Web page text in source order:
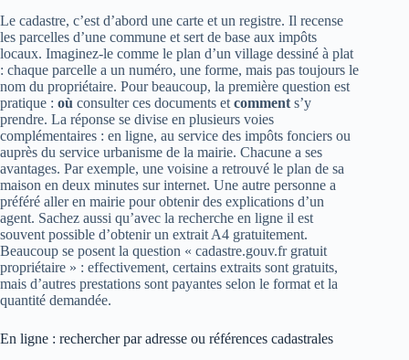
Le cadastre, c’est d’abord une carte et un registre. Il recense
les parcelles d’une commune et sert de base aux impôts
locaux. Imaginez-le comme le plan d’un village dessiné à plat
: chaque parcelle a un numéro, une forme, mais pas toujours le
nom du propriétaire. Pour beaucoup, la première question est
pratique : où consulter ces documents et comment s’y
prendre. La réponse se divise en plusieurs voies
complémentaires : en ligne, au service des impôts fonciers ou
auprès du service urbanisme de la mairie. Chacune a ses
avantages. Par exemple, une voisine a retrouvé le plan de sa
maison en deux minutes sur internet. Une autre personne a
préféré aller en mairie pour obtenir des explications d’un
agent. Sachez aussi qu’avec la recherche en ligne il est
souvent possible d’obtenir un extrait A4 gratuitement.
Beaucoup se posent la question « cadastre.gouv.fr gratuit
propriétaire » : effectivement, certains extraits sont gratuits,
mais d’autres prestations sont payantes selon le format et la
quantité demandée.
En ligne : rechercher par adresse ou références cadastrales